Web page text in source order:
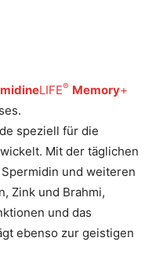
LIFE® Memory+
speziell für die
Mit der täglichen
und weiteren
Zink und Brahmi,
und das
ebenso zur geistigen